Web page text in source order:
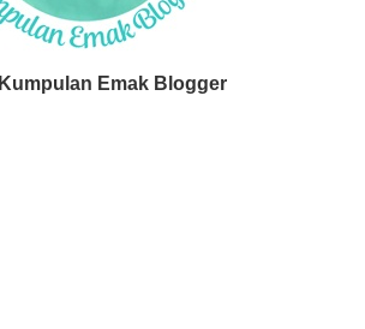
Kumpulan Emak Blogger